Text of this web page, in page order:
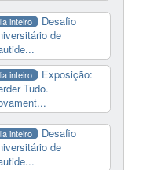
inteiro
Desafio
de
inteiro
Exposição:
Tudo.
inteiro
Desafio
de